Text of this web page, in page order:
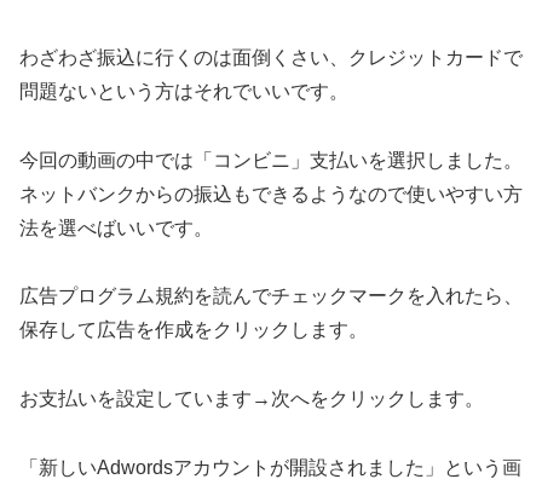
わざわざ振込に行くのは面倒くさい、クレジットカードで
問題ないという方はそれでいいです。
今回の動画の中では「コンビニ」支払いを選択しました。
ネットバンクからの振込もできるようなので使いやすい方
法を選べばいいです。
広告プログラム規約を読んでチェックマークを入れたら、
保存して広告を作成をクリックします。
お支払いを設定しています→次へをクリックします。
「新しいAdwordsアカウントが開設されました」という画